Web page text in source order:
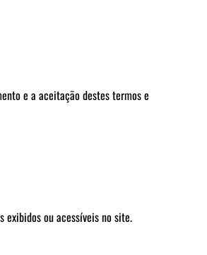
e a aceitação destes termos e
ou acessíveis no site.